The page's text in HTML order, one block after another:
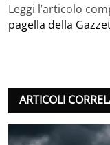
Leggi l’articolo
pagella della
ARTICOLI